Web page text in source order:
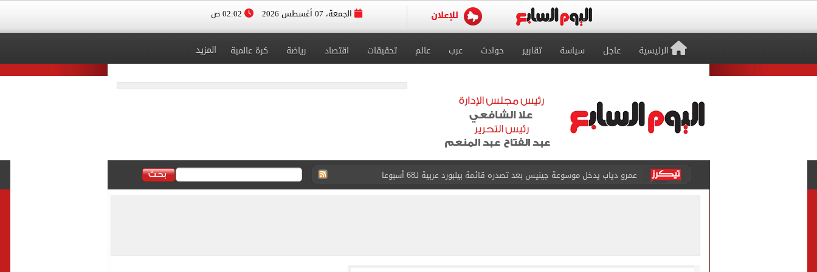
الجمعة، 07 أغسطس 2026
الرئيسية عاجل سياسة تقارير حوادث عرب عالم تحقيقات اقتصاد رياضة كرة عالمية المزيد
إغلاق طريق مصر أسوان الزراعى الغربى كليا من المنيب للعياط.. اعرف التحويلات
محمد صلاح يظهر على تليفزيون اليوم السابع فى حفل تقديمه باستاد طرابزون.. فيديو
حكم تصوير الحوادث والمشاجرات ونشرها على مواقع التواصل